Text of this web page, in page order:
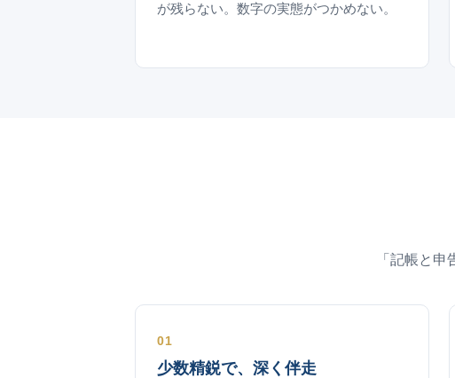
が残らない。数字の実態がつかめない。
「記帳と
01
少数精鋭で、深く伴走